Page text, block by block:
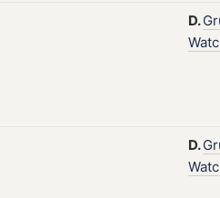
D.
D.